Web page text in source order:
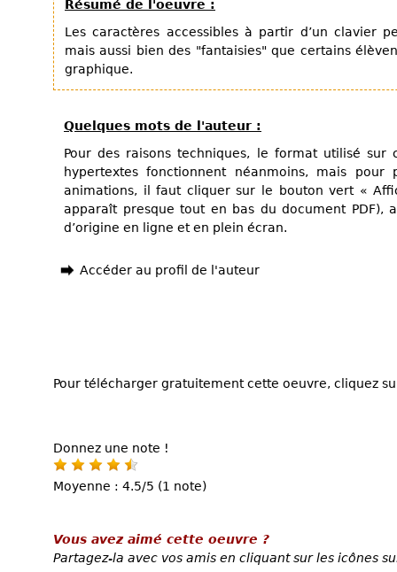
Résumé de l'oeuvre :
Les caractères accessibles à partir d’un clavier
mais aussi bien des "fantaisies" que certains
graphique.
Quelques mots de l'auteur :
Pour des raisons techniques, le format utilisé sur
hypertextes fonctionnent néanmoins, mais pour
animations, il faut cliquer sur le bouton vert «
apparaît presque tout en bas du document PDF),
d’origine en ligne et en plein écran.
Accéder au profil de l'auteur
Pour télécharger gratuitement cette oeuvre, cliquez
Donnez une note !
Moyenne : 4.5/5 (1 note)
Vous avez aimé cette oeuvre ?
Partagez-la avec vos amis en cliquant sur les icônes